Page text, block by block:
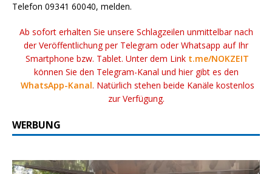
Telefon 09341 60040, melden.
Ab sofort erhalten Sie unsere Schlagzeilen unmittelbar nach
der Veröffentlichung per Telegram oder Whatsapp auf Ihr
Smartphone bzw. Tablet. Unter dem Link t.me/NOKZEIT
können Sie den Telegram-Kanal und hier gibt es den
WhatsApp-Kanal. Natürlich stehen beide Kanäle kostenlos
zur Verfügung.
WERBUNG